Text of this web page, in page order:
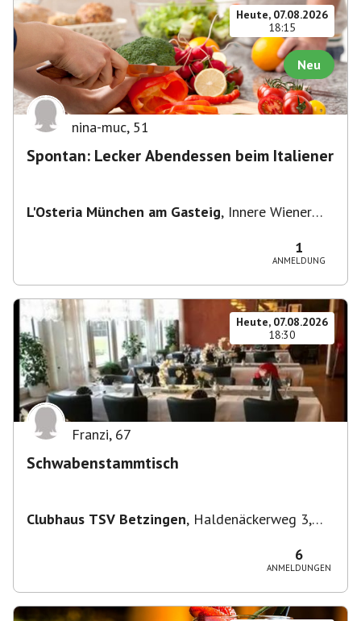
Heute, 07.08.2026
18:15
Neu
nina-muc, 51
Spontan: Lecker Abendessen beim Italiener
L'Osteria München am Gasteig, Innere Wiener
1
ANMELDUNG
Heute, 07.08.2026
18:30
Franzi, 67
Schwabenstammtisch
Clubhaus TSV Betzingen, Haldenäckerweg 3,
6
ANMELDUNGEN